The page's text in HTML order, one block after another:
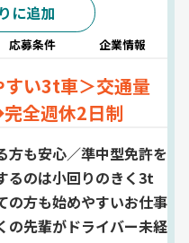
に追加
応募条件 企業情報
すい3t車＞交通量
全週休2日制
方も安心／準中型免許を
るのは小回りのきく3t
の方も始めやすいお仕事
の先輩がドライバー未経